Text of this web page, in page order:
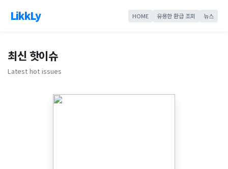
LikkLy HOME 유용한 환급 조회 뉴스
최신 핫이슈
Latest hot issues